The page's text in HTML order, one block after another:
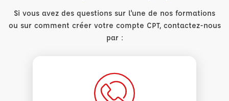
Si vous avez des questions sur l'une de nos formations
ou sur comment créer votre compte CPT, contactez-nous
par :